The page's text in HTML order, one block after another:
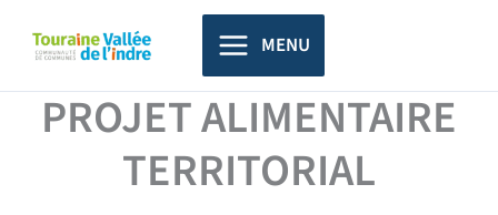
principal
MENU
PROJET ALIMENTAIRE
TERRITORIAL